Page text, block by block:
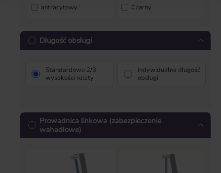
antracytowy Czarny
Długość obsługi
Standardowo 2/3
wysokości rolety
Indywidualna długość
obsługi
Prowadnica linkowa (zabezpieczenie
wahadłowe)